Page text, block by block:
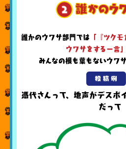
誰かのウワサ部門では 「『ツク
ウワサをする一言」
みんなの根も葉もないウワ
憑代さんって、地声がデスボ
だって